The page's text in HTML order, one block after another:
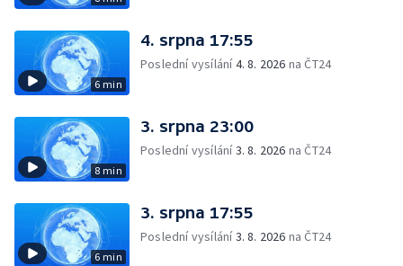
6 min
4. srpna 17:55
Poslední vysílání4. 8. 2026 na ČT24
8 min
3. srpna 23:00
Poslední vysílání3. 8. 2026 na ČT24
6 min
3. srpna 17:55
Poslední vysílání3. 8. 2026 na ČT24